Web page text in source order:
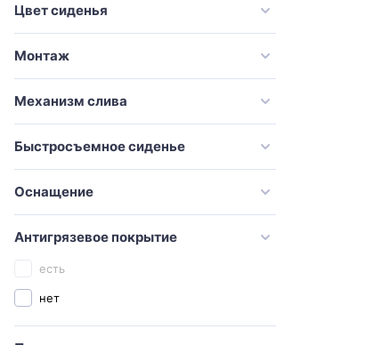
Цвет сиденья
Монтаж
Механизм слива
Быстросъемное сиденье
Оснащение
Антигрязевое покрытие
есть
нет